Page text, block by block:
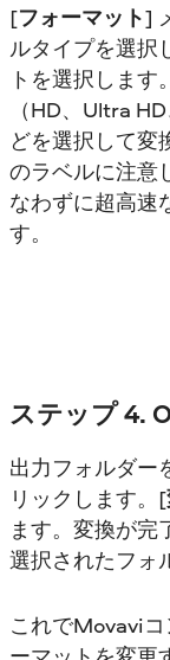
[フォーマット]
ルタイプを選択
トを選択しま
（HD、Ultra
どを選択して変
のラベルに注意
なわずに超高速
す。
ステップ 4.
出力フォルダー
リックします。[
ます。変換が完
選択されたフォ
これでMovavi